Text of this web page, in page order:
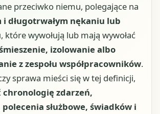
przeciwko niemu, polegające na
długotrwałym nękaniu lub
, które wywołują lub mają wywołać
izolowanie albo
z zespołu współpracowników.
sprawa mieści się w tej definicji,
chronologię zdarzeń,
służbowe, świadków i